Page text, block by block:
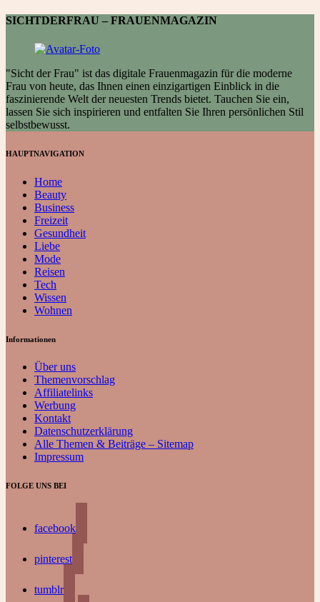
SICHTDERFRAU – FRAUENMAGAZIN
"Sicht der Frau" ist das digitale Frauenmagazin für die moderne
Frau von heute, das Ihnen einen einzigartigen Einblick in die
faszinierende Welt der neuesten Trends bietet. Tauchen Sie ein,
lassen Sie sich inspirieren und entfalten Sie Ihren persönlichen Stil
selbstbewusst.
HAUPTNAVIGATION
Home
Beauty
Business
Freizeit
Gesundheit
Liebe
Mode
Reisen
Tech
Wissen
Wohnen
Informationen
Über uns
Themenvorschlag
Affiliatelinks
Werbung
Kontakt
Datenschutzerklärung
Alle Themen & Beiträge – Sitemap
Impressum
FOLGE UNS BEI
facebook
pinterest
tumblr